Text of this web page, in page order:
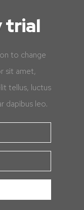
trial
to change
sit amet,
tellus, luctus
dapibus leo.